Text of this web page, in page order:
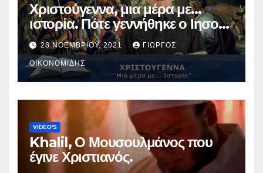
Χριστούγεννα, μια μέρα με…
ιστορία. Πότε γεννήθηκε ο Ιησούς
Χριστός; (Βίντεο).
28 ΝΟΕΜΒΡΊΟΥ, 2021 ΓΙΏΡΓΟΣ
ΟΙΚΟΝΟΜΊΔΗΣ
VIDEO'S
Khalil, Ο Μουσουλμάνος που
έγινε Χριστιανός.